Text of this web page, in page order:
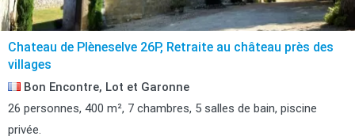
Chateau de Plèneselve 26P, Retraite au château près des
villages
Bon Encontre, Lot et Garonne
26 personnes, 400 m², 7 chambres, 5 salles de bain, piscine
privée.